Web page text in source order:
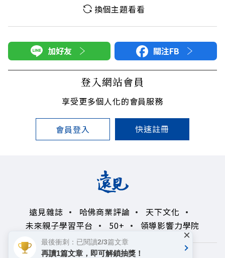
換個主題看看
加好友 關注FB
登入網站會員
享受更多個人化的會員服務
會員登入 快速註冊
遠見雜誌 哈佛商業評論
天下文化
未來親子學習平台
50+ 領導影響力學院
最後衝刺：已閱讀2/3篇文章
再讀1篇文章，即可解鎖抽獎！
×